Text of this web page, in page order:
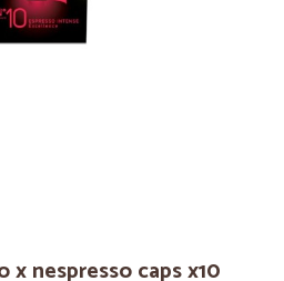
nespresso caps x10